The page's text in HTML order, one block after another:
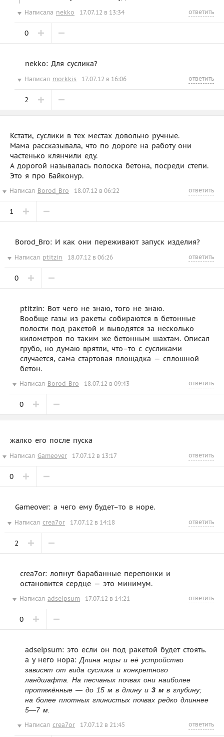
Написала nekko 17.07.12 в 13:34 ответить
0
nekko: Для суслика?
Написал morkkis 17.07.12 в 16:06 ответить
2
Кстати, суслики в тех местах довольно ручные.
Мама рассказывала, что по дороге на работу они
частенько клянчили еду.
А дорогой называлась полоска бетона, посреди степи.
Это я про Байконур.
Написал Borod_Bro 18.07.12 в 06:22 ответить
1
Borod_Bro: И как они переживают запуск изделия?
Написал ptitzin 18.07.12 в 06:26 ответить
0
ptitzin: Вот чего не знаю, того не знаю.
Вообще газы из ракеты собираются в бетонные
полости под ракетой и выводятся за несколько
километров по таким же бетонным шахтам. Описал
грубо, но думаю врятли, что–то с сусликами
случается, сама стартовая площадка — сплошной
бетон.
Написал Borod_Bro 18.07.12 в 09:43 ответить
0
жалко его после пуска
Написал Gameover 17.07.12 в 13:17 ответить
0
Gameover: а чего ему будет–то в норе.
Написал crea7or 17.07.12 в 14:18 ответить
2
crea7or: лопнут барабанные перепонки и
остановится сердце — это минимум.
Написал adseipsum 17.07.12 в 14:21 ответить
0
adseipsum: это если он под ракетой будет стоять.
а у него нора:Длина норы и её устройство
зависят от вида суслика и конкретного
ландшафта. На песчаных почвах они наиболее
протяжённые — до 15 м в длину и 3 м в глубину;
на более плотных глинистых почвах редко длиннее
5—7 м.
Написал crea7or 17.07.12 в 21:45 ответить